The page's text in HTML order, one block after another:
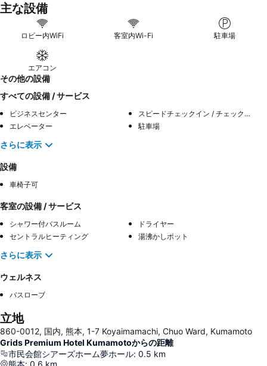
主な設備
ロビー内WiFi 客室内Wi-Fi 駐車場
エアコン
その他の設備
すべての設備 / サービス
ビジネスセンター
スピードチェックイン / チェックアウト
エレベーター
駐車場
さらに表示
設備
車椅子可
客室の設備 / サービス
シャワー付バスルーム
ドライヤー
セントラルヒーティング
湯沸かしポット
さらに表示
ウェルネス
バスローブ
立地
860-0012, 国内, 熊本, 1-7 Koyaimamachi, Chuo Ward, Kumamoto
Grids Premium Hotel Kumamotoからの距離
市民会館シアーズホーム夢ホール: 0.5 km
熊本: 0.6 km